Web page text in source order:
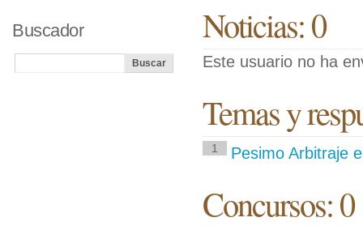
Noticias: 0
Este usuario no ha
Temas y
1 Pesimo Arbitraje
Concursos: 0
Buscador